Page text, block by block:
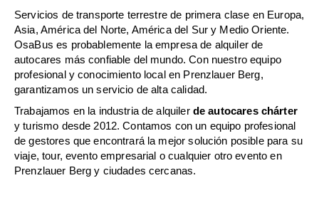
Servicios de transporte terrestre de primera clase en Europa,
Asia, América del Norte, América del Sur y Medio Oriente.
OsaBus es probablemente la empresa de alquiler de
autocares más confiable del mundo. Con nuestro equipo
profesional y conocimiento local en Prenzlauer Berg,
garantizamos un servicio de alta calidad.
Trabajamos en la industria de alquiler de autocares chárter
y turismo desde 2012. Contamos con un equipo profesional
de gestores que encontrará la mejor solución posible para su
viaje, tour, evento empresarial o cualquier otro evento en
Prenzlauer Berg y ciudades cercanas.